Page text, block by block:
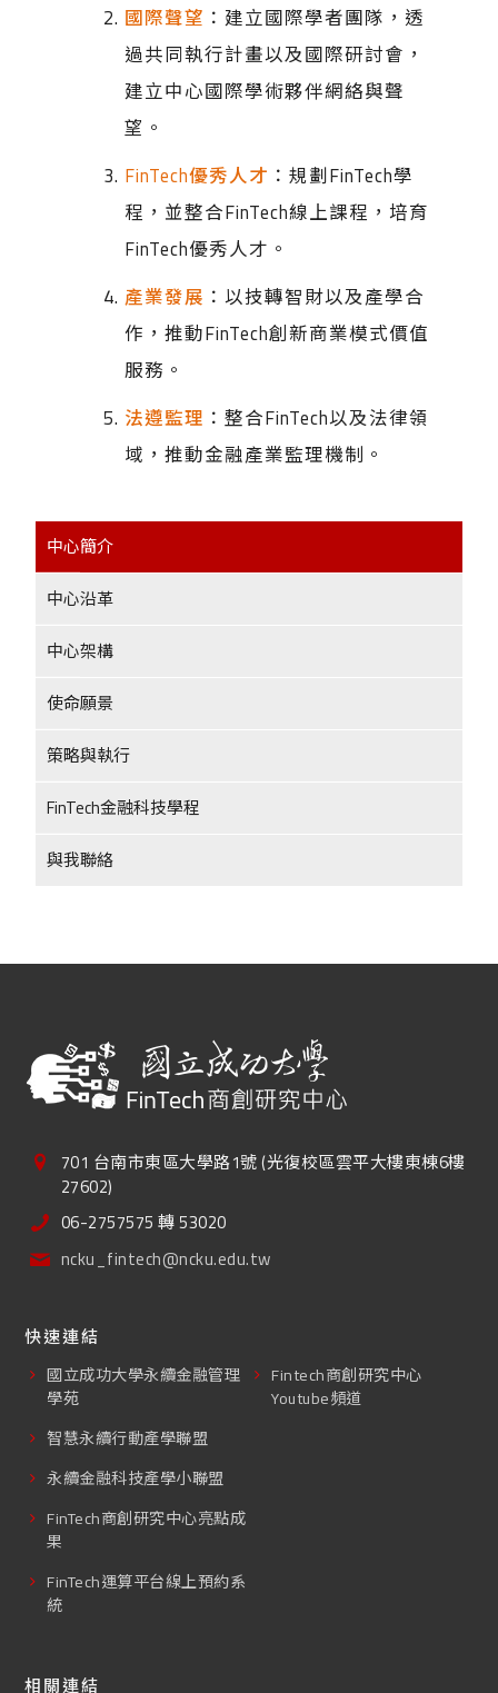
國際聲望 ：建立國際學者團隊，透
過共同執行計畫以及國際研討會，
建立中心國際學術夥伴網絡與聲
望。
FinTech優秀人才 ：規劃FinTech學
程，並整合FinTech線上課程，培育
FinTech優秀人才。
產業發展 ：以技轉智財以及產學合
作，推動FinTech創新商業模式價值
服務。
法遵監理 ：整合FinTech以及法律領
域，推動金融產業監理機制。
中心簡介
中心沿革
中心架構
使命願景
策略與執行
FinTech金融科技學程
與我聯絡
701 台南市東區大學路1號 (光復校區雲平大樓東棟6樓
27602)
06-2757575 轉 53020
ncku_fintech@ncku.edu.tw
快速連結
國立成功大學永續金融管理
學苑
智慧永續行動產學聯盟
永續金融科技產學小聯盟
FinTech商創研究中心亮點成
果
FinTech運算平台線上預約系
統
Fintech商創研究中心
Youtube頻道
相關連結